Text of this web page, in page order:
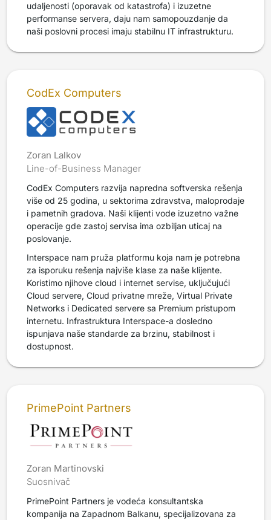
udaljenosti (oporavak od katastrofa) i izuzetne
performanse servera, daju nam samopouzdanje da
naši poslovni procesi imaju stabilnu IT infrastrukturu.
CodEx Computers
Zoran Lalkov
Line-of-Business Manager
CodEx Computers razvija napredna softverska rešenja
više od 25 godina, u sektorima zdravstva, maloprodaje
i pametnih gradova. Naši klijenti vode izuzetno važne
operacije gde zastoj servisa ima ozbiljan uticaj na
poslovanje.
Interspace nam pruža platformu koja nam je potrebna
za isporuku rešenja najviše klase za naše klijente.
Koristimo njihove cloud i internet servise, uključujući
Cloud servere, Cloud privatne mreže, Virtual Private
Networks i Dedicated servere sa Premium pristupom
internetu. Infrastruktura Interspace-a dosledno
ispunjava naše standarde za brzinu, stabilnost i
dostupnost.
PrimePoint Partners
Zoran Martinovski
Suosnivač
PrimePoint Partners je vodeća konsultantska
kompanija na Zapadnom Balkanu, specijalizovana za